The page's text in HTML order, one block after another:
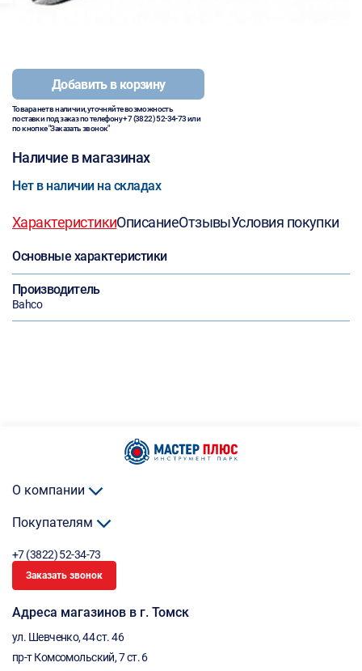
Добавить в корзину
Товара нет в наличии, уточняйте возможность
поставки под заказ по телефону+7 (3822) 52-34-73или
по кнопке "Заказать звонок"
Наличие в магазинах
Нет в наличии на складах
ХарактеристикиОписаниеОтзывыУсловия покупки
Основные характеристики
Производитель
Bahco
О компании
Покупателям
+7 (3822) 52-34-73
Заказать звонок
Адреса магазинов в г. Томск
ул. Шевченко, 44 ст. 46
пр-т Комсомольский, 7 ст. 6